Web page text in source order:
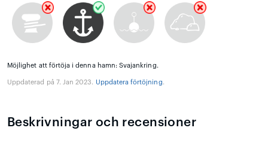
Möjlighet att förtöja i denna hamn: Svajankring.
Uppdaterad på 7. Jan 2023. Uppdatera förtöjning.
Beskrivningar och recensioner